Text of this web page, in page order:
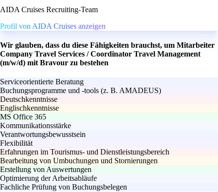
AIDA Cruises Recruiting-Team
Profil von AIDA Cruises anzeigen
Wir glauben, dass du diese Fähigkeiten brauchst, um Mitarbeiter
Company Travel Services / Coordinator Travel Management
(m/w/d) mit Bravour zu bestehen
Serviceorientierte Beratung
Buchungsprogramme und -tools (z. B. AMADEUS)
Deutschkenntnisse
Englischkenntnisse
MS Office 365
Kommunikationsstärke
Verantwortungsbewusstsein
Flexibilität
Erfahrungen im Tourismus- und Dienstleistungsbereich
Bearbeitung von Umbuchungen und Stornierungen
Erstellung von Auswertungen
Optimierung der Arbeitsabläufe
Fachliche Prüfung von Buchungsbelegen